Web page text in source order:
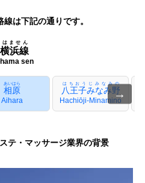
は下記の通りです。
浜線
はません
sen
相原
あいはら
Aihara
八王子みなみ野
はちおうじみなみの
Hachiōji-Minamino
→
テ・マッサージ業界の背景